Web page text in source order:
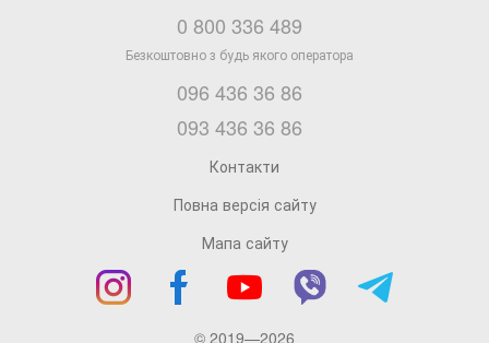
0 800 336 489
096 436 36 86
093 436 36 86
Контакти
Повна версія сайту
Мапа сайту
© 2019—2026